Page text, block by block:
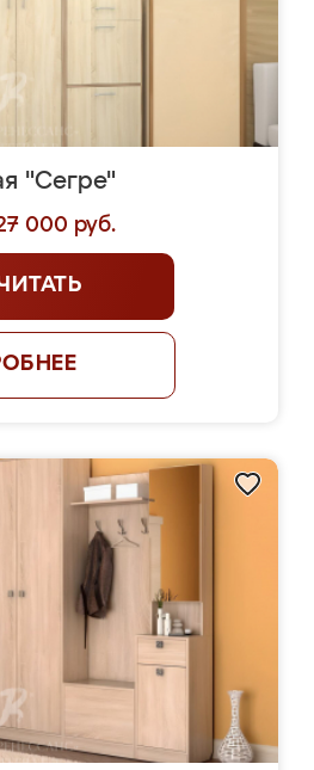
"Сегре"
000 руб.